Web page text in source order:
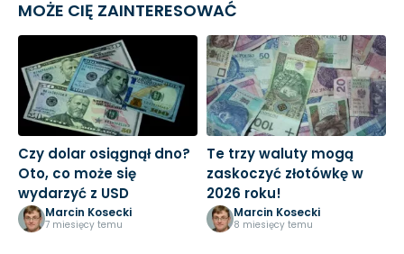
MOŻE CIĘ ZAINTERESOWAĆ
Czy dolar osiągnął dno?
Oto, co może się
wydarzyć z USD
Marcin Kosecki
7 miesięcy temu
Te trzy waluty mogą
zaskoczyć złotówkę w
2026 roku!
Marcin Kosecki
8 miesięcy temu